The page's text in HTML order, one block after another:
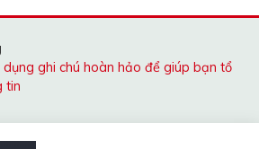
ghi chú hoàn hảo để giúp bạn tổ
tin